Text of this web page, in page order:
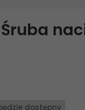
Śruba
dostępny